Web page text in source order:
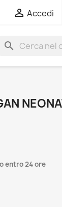
 Accedi
search
entro 24 ore